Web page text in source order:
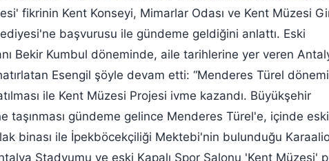
fikrinin Kent Konseyi, Mimarlar Odası ve Kent Müzesi
başvurusu ile gündeme geldiğini anlattı. Eski
Bekir Kumbul döneminde, aile tarihlerine yer veren
hatırlatan Esengil şöyle devam etti: “Menderes Türel
ile Kent Müzesi Projesi ivme kazandı. Büyükşehir
taşınması gündeme gelince Menderes Türel'e, içinde eski
binası ile İpekböcekçiliği Mektebi'nin bulunduğu
Stadyumu ve eski Kapalı Spor Salonu 'Kent Müzesi'